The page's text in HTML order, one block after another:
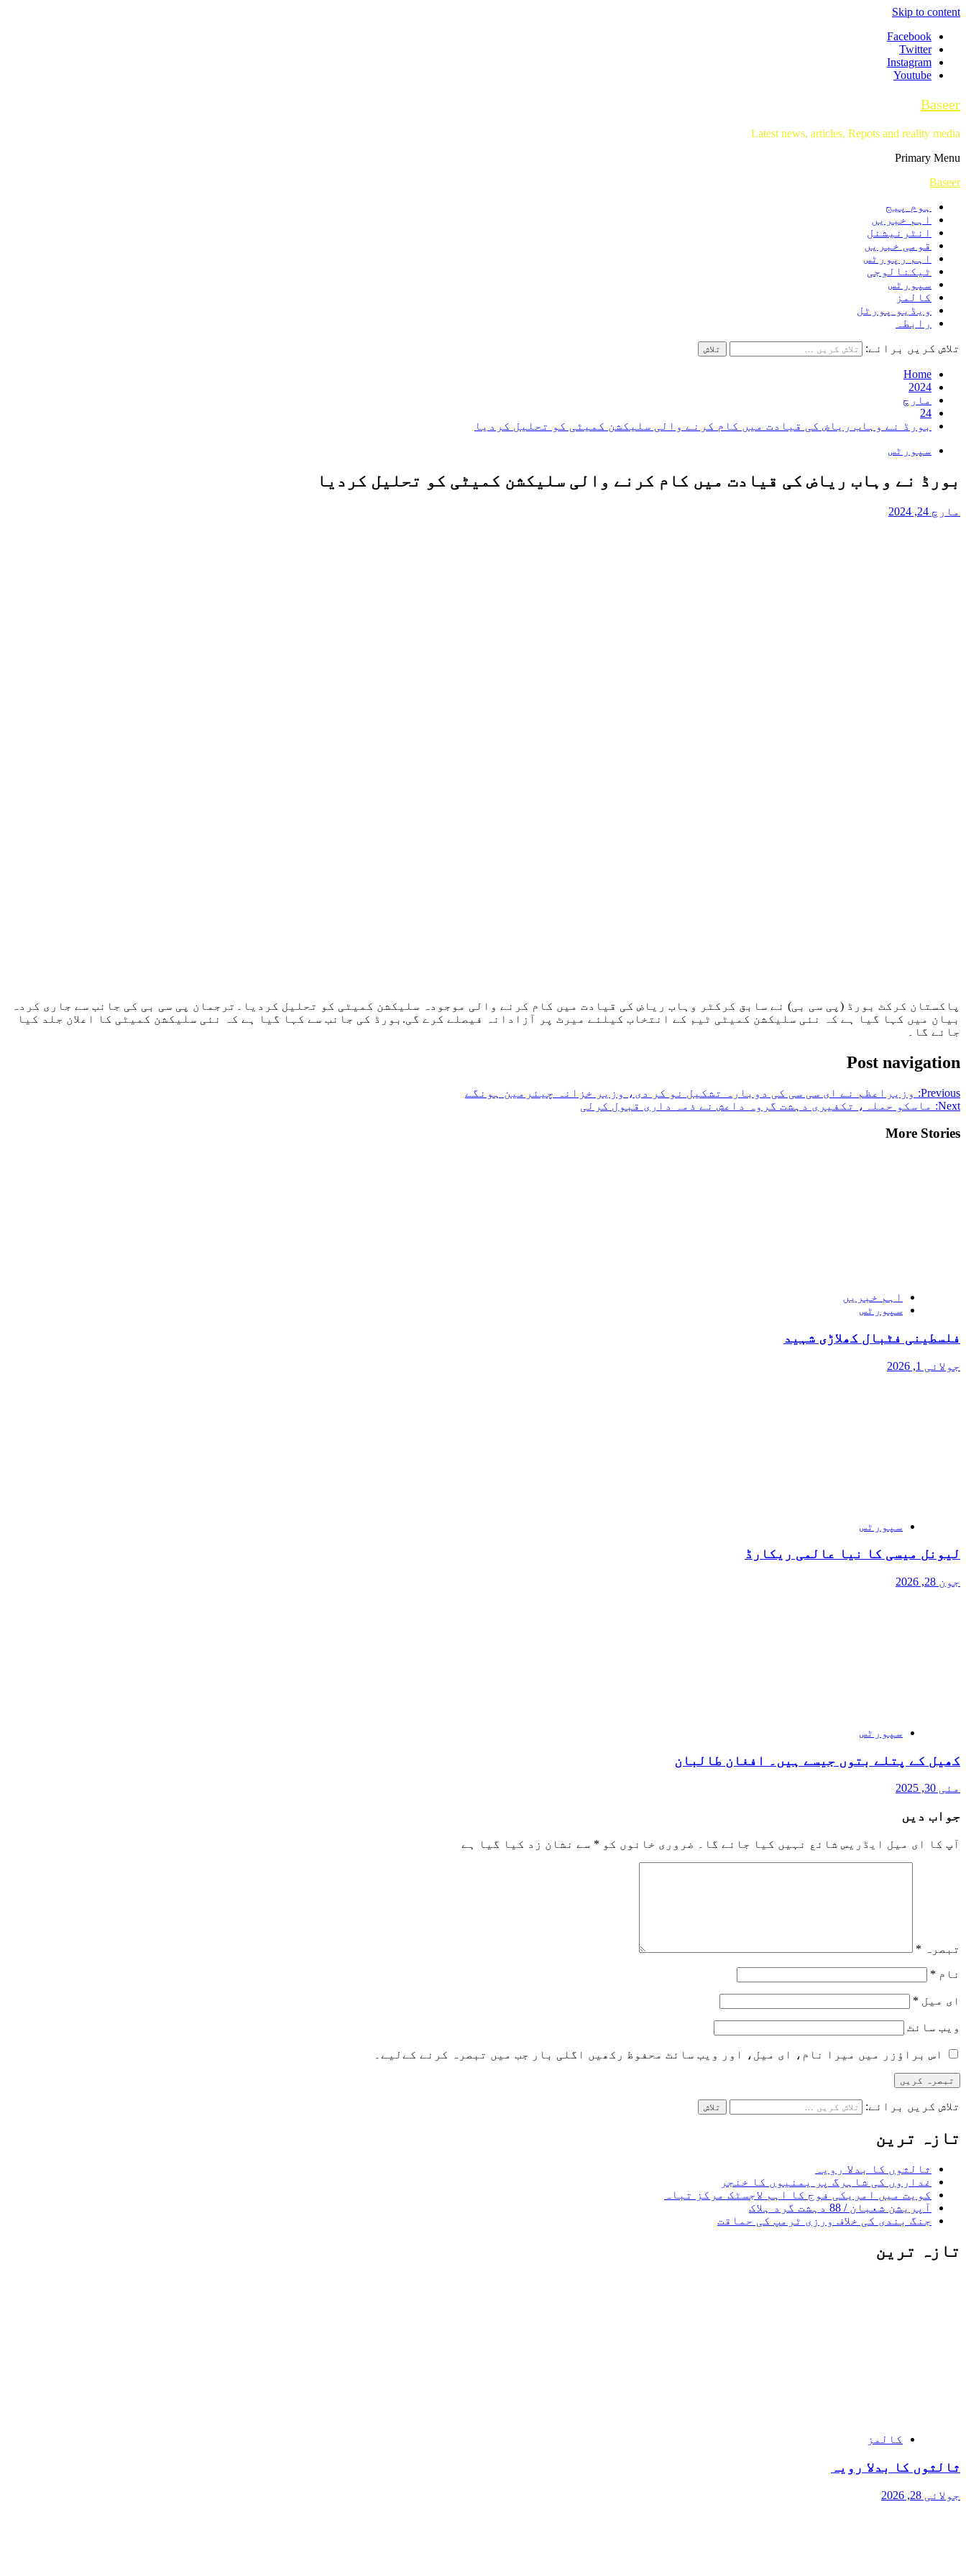
Skip to content
Facebook
Twitter
Instagram
Youtube
Baseer
Latest news, articles, Repots and reality media
Primary Menu
Baseer
ہوم پیج
اہم خبریں
انٹرنیشنل
قومی خبریں
اہم رپورٹس
ٹیکنالوجی
سپورٹس
کالمز
ویڈیو پورٹل
رابطہ
تلاش کریں برائے:
Home
2024
مارچ
24
بورڈ نے وہاب ریاض کی قیادت میں کام کرنے والی سلیکشن کمیٹی کو تحلیل کردیا
سپورٹس
بورڈ نے وہاب ریاض کی قیادت میں کام کرنے والی سلیکشن کمیٹی کو تحلیل کردیا
مارچ 24, 2024
پاکستان کرکٹ بورڈ (پی سی بی) نے سابق کرکٹر وہاب ریاض کی قیادت میں کام کرنے والی موجودہ سلیکشن کمیٹی کو تحلیل کردیا۔ترجمان پی سی بی کی جانب سے جاری کردہ
بیان میں کہا گیا ہے کہ نئی سلیکشن کمیٹی ٹیم کے انتخاب کیلئے میرٹ پر آزادانہ فیصلے کرے گی.بورڈ کی جانب سے کہا گیا ہے کہ نئی سلیکشن کمیٹی کا اعلان جلد کیا
جائے گا۔
Post navigation
Previous:
وزیراعظم نے ای سی سی کی دوبارہ تشکیل نو کر دی، وزیر خزانہ چیئرمین ہونگے
Next:
ماسکو حملہ، تکفیری دہشت گروہ داعش نے ذمہ داری قبول کرلی
More Stories
اہم خبریں
سپورٹس
فلسطینی فٹبال کھلاڑی شہید
جولائی 1, 2026
سپورٹس
لیونل میسی کا نیا عالمی ریکارڈ
جون 28, 2026
سپورٹس
کھیل کے پتلے بتوں جیسے ہیں۔ افغان طالبان
مئی 30, 2025
جواب دیں
آپ کا ای میل ایڈریس شائع نہیں کیا جائے گا۔ ضروری خانوں کو * سے نشان زد کیا گیا ہے
تبصرہ *
نام *
ای میل *
ویب‌ سائٹ
اس براؤزر میں میرا نام، ای میل، اور ویب سائٹ محفوظ رکھیں اگلی بار جب میں تبصرہ کرنے کےلیے۔
تلاش کریں برائے:
تازہ ترین
ثالثوں کا بدلا رویہ
غداروں کی شاہرگ پر یمنیوں کا خنجر
کویت میں امریکی فوج کا اہم لاجسٹک مرکز تباہ
آپریشن شعبان / 88 دہشت گرد ہلاک
جنگ بندی کی خلاف ورزی ٹرمپ کی حماقت
تازہ ترین
کالمز
ثالثوں کا بدلا رویہ
جولائی 28, 2026